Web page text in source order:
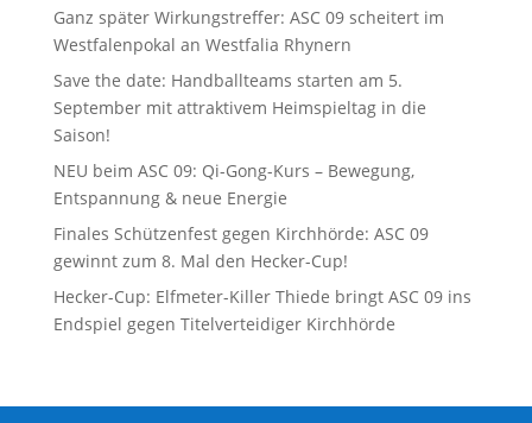
Ganz später Wirkungstreffer: ASC 09 scheitert im
Westfalenpokal an Westfalia Rhynern
Save the date: Handballteams starten am 5.
September mit attraktivem Heimspieltag in die
Saison!
NEU beim ASC 09: Qi-Gong-Kurs – Bewegung,
Entspannung & neue Energie
Finales Schützenfest gegen Kirchhörde: ASC 09
gewinnt zum 8. Mal den Hecker-Cup!
Hecker-Cup: Elfmeter-Killer Thiede bringt ASC 09 ins
Endspiel gegen Titelverteidiger Kirchhörde